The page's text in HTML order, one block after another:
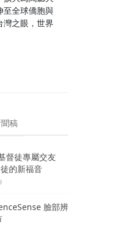
至全球僑胞與
灣之眼，世界
稿
督徒專屬交友
的新福音
臉部辨